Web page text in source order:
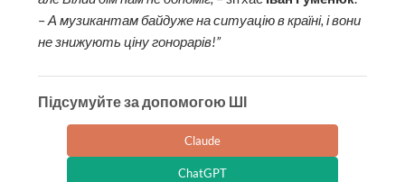
–А музикантам байдуже на ситуацію в країні, і вони
не знижують ціну гонорарів!”
Підсумуйте за допомогою ШІ
Claude
ChatGPT